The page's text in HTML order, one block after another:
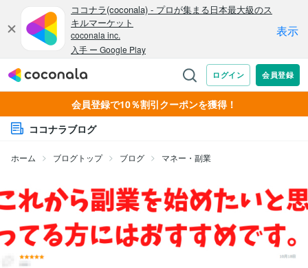
会員登録で10％割引クーポンを獲得！
ココナラブログ
ホーム ブログトップ ブログ マネー・副業